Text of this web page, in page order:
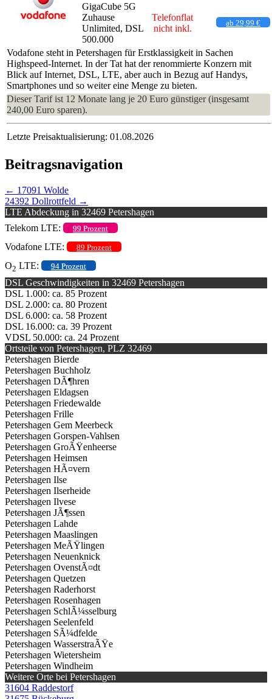
GigaCube 5G
Zuhause
Unlimited, DSL
500.000
Telefonflat
nicht inkl.
ab 29,99 €
Vodafone steht in Petershagen für Erstklassigkeit in Sachen
Highspeed-Internet. In der Tat hat der renommierte Konzern mit
Blick auf Internet, DSL, LTE, aber auch in Bezug auf Handys,
Smartphones und so weiter eine Menge zu bieten.
Dieser Tarif ist 12 Monate lang je 20 Euro günstiger (insgesamt
240,00 Euro sparen).
Letzte Preisaktualisierung: 01.08.2026
Beitragsnavigation
← 17091 Wolde
24392 Dollrottfeld →
LTE Abdeckung in 32469 Petershagen
Telekom LTE:
99 Prozent
Vodafone LTE: 89 Prozent
O2 LTE: 94 Prozent
DSL Geschwindigkeiten in 32469 Petershagen
DSL 1.000: ca. 85 Prozent
DSL 2.000: ca. 80 Prozent
DSL 6.000: ca. 58 Prozent
DSL 16.000: ca. 39 Prozent
VDSL 50.000: ca. 24 Prozent
Ortsteile von Petershagen, PLZ 32469
Petershagen Bierde
Petershagen Buchholz
Petershagen DÃ¶hren
Petershagen Eldagsen
Petershagen Friedewalde
Petershagen Frille
Petershagen Gem Meerbeck
Petershagen Gorspen-Vahlsen
Petershagen GroÃŸenheerse
Petershagen Heimsen
Petershagen HÃ¤vern
Petershagen Ilse
Petershagen Ilserheide
Petershagen Ilvese
Petershagen JÃ¶ssen
Petershagen Lahde
Petershagen Maaslingen
Petershagen MeÃŸlingen
Petershagen Neuenknick
Petershagen OvenstÃ¤dt
Petershagen Quetzen
Petershagen Raderhorst
Petershagen Rosenhagen
Petershagen SchlÃ¼sselburg
Petershagen Seelenfeld
Petershagen SÃ¼dfelde
Petershagen WasserstraÃŸe
Petershagen Wietersheim
Petershagen Windheim
Weitere Orte bei Petershagen
31604 Raddestorf